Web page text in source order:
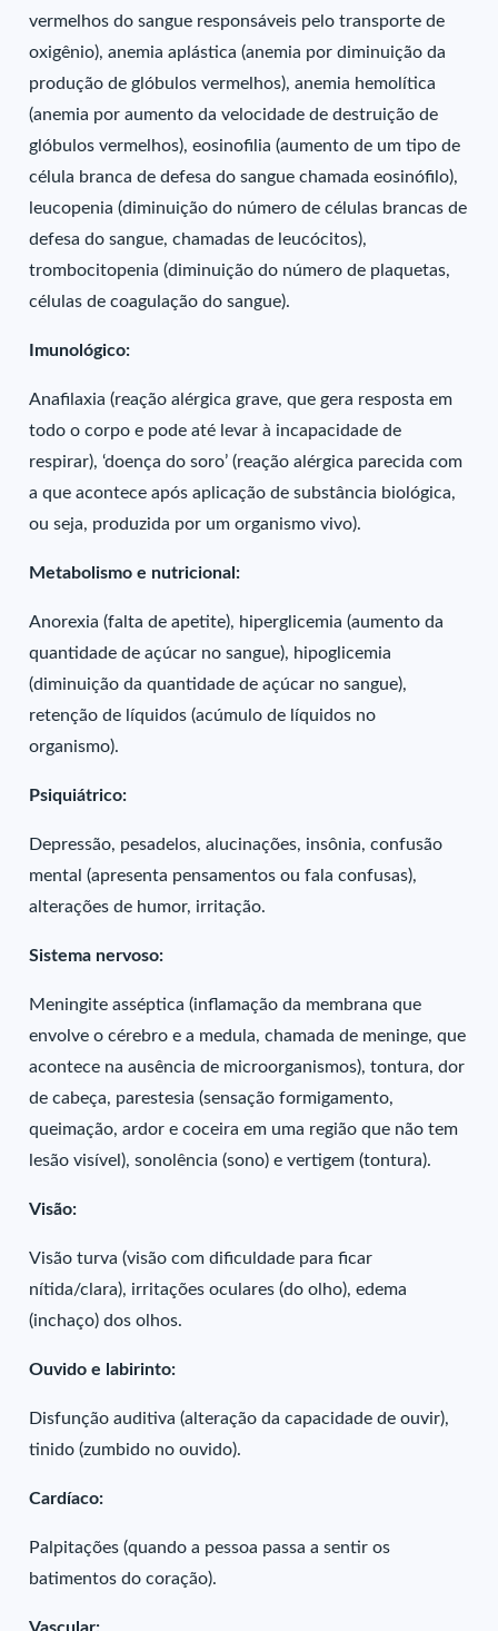
vermelhos do sangue responsáveis pelo transporte de
oxigênio), anemia aplástica (anemia por diminuição da
produção de glóbulos vermelhos), anemia hemolítica
(anemia por aumento da velocidade de destruição de
glóbulos vermelhos), eosinofilia (aumento de um tipo de
célula branca de defesa do sangue chamada eosinófilo),
leucopenia (diminuição do número de células brancas de
defesa do sangue, chamadas de leucócitos),
trombocitopenia (diminuição do número de plaquetas,
células de coagulação do sangue).
Imunológico:
Anafilaxia (reação alérgica grave, que gera resposta em
todo o corpo e pode até levar à incapacidade de
respirar), ‘doença do soro’ (reação alérgica parecida com
a que acontece após aplicação de substância biológica,
ou seja, produzida por um organismo vivo).
Metabolismo e nutricional:
Anorexia (falta de apetite), hiperglicemia (aumento da
quantidade de açúcar no sangue), hipoglicemia
(diminuição da quantidade de açúcar no sangue),
retenção de líquidos (acúmulo de líquidos no
organismo).
Psiquiátrico:
Depressão, pesadelos, alucinações, insônia, confusão
mental (apresenta pensamentos ou fala confusas),
alterações de humor, irritação.
Sistema nervoso:
Meningite asséptica (inflamação da membrana que
envolve o cérebro e a medula, chamada de meninge, que
acontece na ausência de microorganismos), tontura, dor
de cabeça, parestesia (sensação formigamento,
queimação, ardor e coceira em uma região que não tem
lesão visível), sonolência (sono) e vertigem (tontura).
Visão:
Visão turva (visão com dificuldade para ficar
nítida/clara), irritações oculares (do olho), edema
(inchaço) dos olhos.
Ouvido e labirinto:
Disfunção auditiva (alteração da capacidade de ouvir),
tinido (zumbido no ouvido).
Cardíaco:
Palpitações (quando a pessoa passa a sentir os
batimentos do coração).